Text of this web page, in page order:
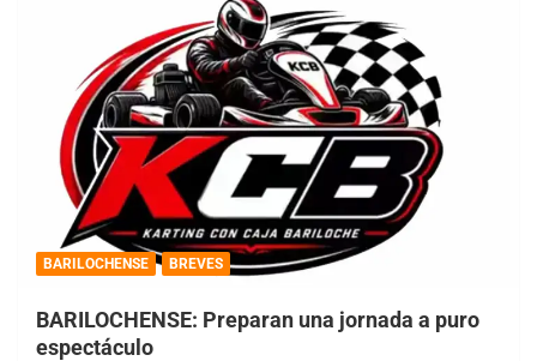
BARILOCHENSE BREVES
BARILOCHENSE: Preparan una jornada a puro
espectáculo